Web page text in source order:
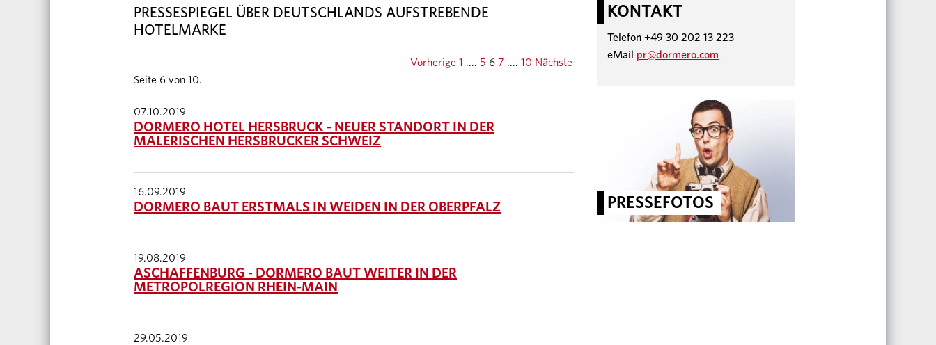
PRESSESPIEGEL ÜBER DEUTSCHLANDS AUFSTREBENDE
HOTELMARKE
Seite 6 von 10.
Vorherige 1 .... 5 6 7 .... 10 Nächste
07.10.2019
DORMERO HOTEL HERSBRUCK - NEUER STANDORT IN DER
MALERISCHEN HERSBRUCKER SCHWEIZ
16.09.2019
DORMERO BAUT ERSTMALS IN WEIDEN IN DER OBERPFALZ
19.08.2019
ASCHAFFENBURG - DORMERO BAUT WEITER IN DER
METROPOLREGION RHEIN-MAIN
29.05.2019
KONTAKT
Telefon +49 30 202 13 223
eMail pr@dormero.com
PRESSEFOTOS